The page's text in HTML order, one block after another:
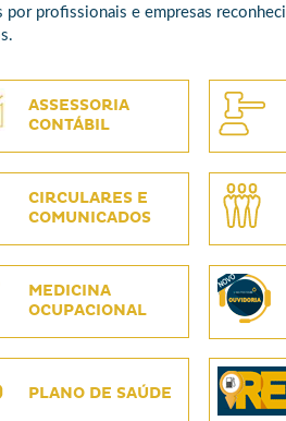
profissionais e empresas
ASSESSORIA
CONTÁBIL
CIRCULARES E
COMUNICADOS
MEDICINA
OCUPACIONAL
PLANO DE SAÚDE